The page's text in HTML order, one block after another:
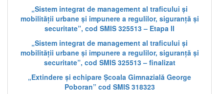
„Sistem integrat de management al traficului și
mobilității urbane și impunere a regulilor, siguranță și
securitate”, cod SMIS 325513 – Etapa II
„Sistem integrat de management al traficului și
mobilității urbane și impunere a regulilor, siguranță și
securitate”, cod SMIS 325513 – finalizat
„Extindere și echipare Școala Gimnazială George
Poboran” cod SMIS 318323